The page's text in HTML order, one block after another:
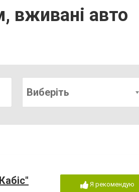
вживані авто
Виберіть
Я рекомендую